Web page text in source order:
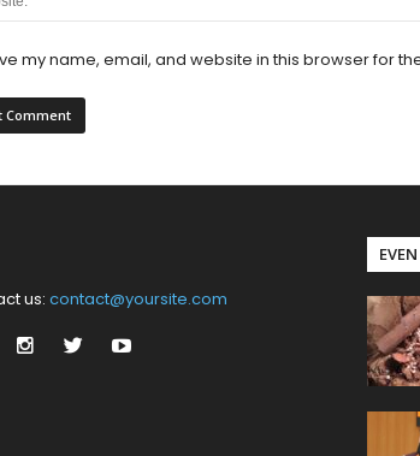
my name, email, and website in this browser for
us: contact@yoursite.com